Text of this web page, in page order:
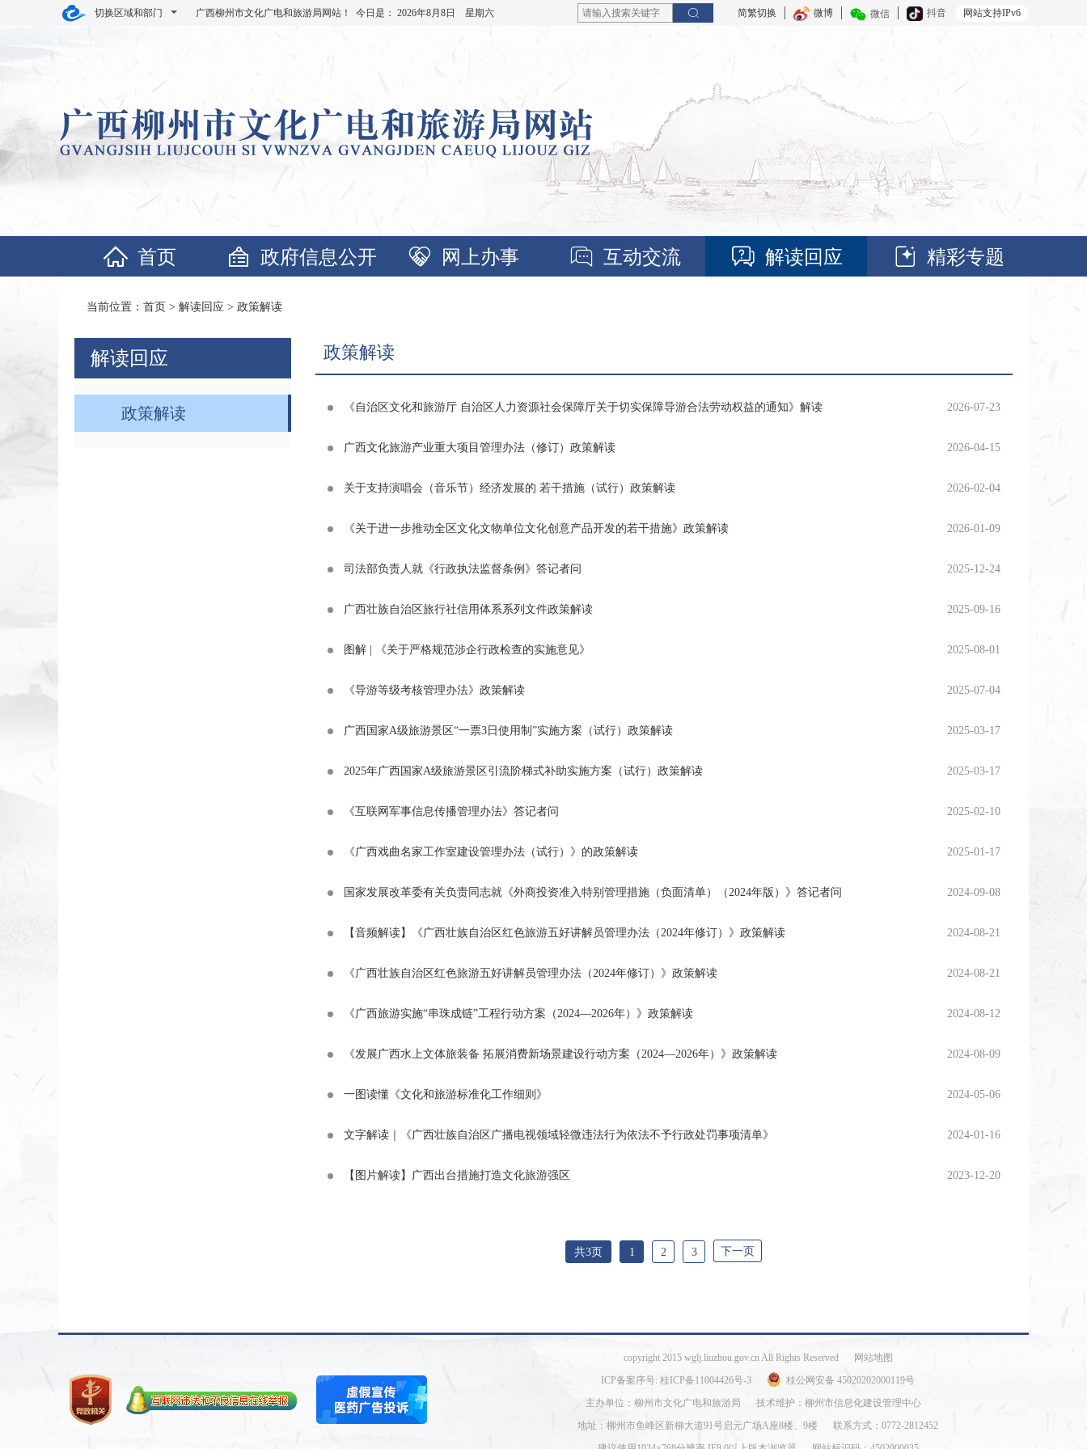
切换区域和部门 网站支持IPv6
简繁切换 微博 微信 抖音
广西柳州市文化广电和旅游局网站！ 今日是： 2026年8月8日 星期六
首页 政府信息公开 网上办事 互动交流 解读回应 精彩专题
当前位置： 首页 > 解读回应 > 政策解读
解读回应
政策解读
政策解读
《自治区文化和旅游厅 自治区人力资源社会保障厅关于切实保障导游合法劳动权益的通知》解读 2026-07-23
广西文化旅游产业重大项目管理办法（修订）政策解读 2026-04-15
关于支持演唱会（音乐节）经济发展的 若干措施（试行）政策解读 2026-02-04
《关于进一步推动全区文化文物单位文化创意产品开发的若干措施》政策解读 2026-01-09
司法部负责人就《行政执法监督条例》答记者问 2025-12-24
广西壮族自治区旅行社信用体系系列文件政策解读 2025-09-16
图解 | 《关于严格规范涉企行政检查的实施意见》 2025-08-01
《导游等级考核管理办法》政策解读 2025-07-04
广西国家A级旅游景区“一票3日使用制”实施方案（试行）政策解读 2025-03-17
2025年广西国家A级旅游景区引流阶梯式补助实施方案（试行）政策解读 2025-03-17
《互联网军事信息传播管理办法》答记者问 2025-02-10
《广西戏曲名家工作室建设管理办法（试行）》的政策解读 2025-01-17
国家发展改革委有关负责同志就《外商投资准入特别管理措施（负面清单）（2024年版）》答记者问 2024-09-08
【音频解读】《广西壮族自治区红色旅游五好讲解员管理办法（2024年修订）》政策解读 2024-08-21
《广西壮族自治区红色旅游五好讲解员管理办法（2024年修订）》政策解读 2024-08-21
《广西旅游实施“串珠成链”工程行动方案（2024—2026年）》政策解读 2024-08-12
《发展广西水上文体旅装备 拓展消费新场景建设行动方案（2024—2026年）》政策解读 2024-08-09
一图读懂《文化和旅游标准化工作细则》 2024-05-06
文字解读｜《广西壮族自治区广播电视领域轻微违法行为依法不予行政处罚事项清单》 2024-01-16
【图片解读】广西出台措施打造文化旅游强区 2023-12-20
共3页 1 2 3 下一页
copyright 2015 wglj.liuzhou.gov.cn All Rights Reserved
网站地图
ICP备案序号: 桂ICP备11004426号-3
桂公网安备 45020202000119号
主办单位：柳州市文化广电和旅游局
技术维护：柳州市信息化建设管理中心
地址：柳州市鱼峰区新柳大道91号启元广场A座8楼、9楼
联系方式：0772-2812452